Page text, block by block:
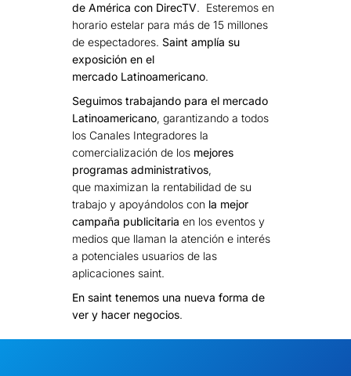
de América con DirecTV. Esteremos en
horario estelar para más de 15 millones
de espectadores. Saint amplía su
exposición en el
mercado Latinoamericano.
Seguimos trabajando para el mercado
Latinoamericano, garantizando a todos
los Canales Integradores la
comercialización de los mejores
programas administrativos,
que maximizan la rentabilidad de su
trabajo y apoyándolos con la mejor
campaña publicitaria en los eventos y
medios que llaman la atención e interés
a potenciales usuarios de las
aplicaciones saint.
En saint tenemos una nueva forma de
ver y hacer negocios.